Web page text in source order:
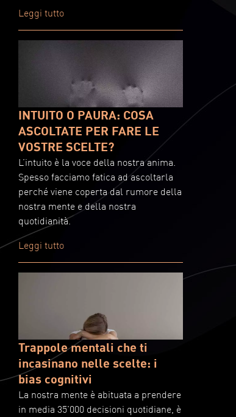
Leggi tutto
INTUITO O PAURA: COSA
ASCOLTATE PER FARE LE
VOSTRE SCELTE?
L’intuito è la voce della nostra anima.
Spesso facciamo fatica ad ascoltarla
perché viene coperta dal rumore della
nostra mente e della nostra
quotidianità.
Leggi tutto
Trappole mentali che ti
incasinano nelle scelte: i
bias cognitivi
La nostra mente è abituata a prendere
in media 35'000 decisioni quotidiane, è